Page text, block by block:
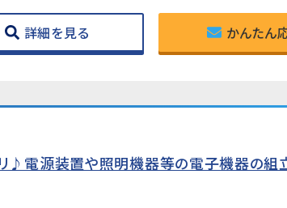
詳細を見る かんたん
♪電源装置や照明機器等の電子機器の組